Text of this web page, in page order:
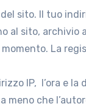
sito. Il tuo
al sito, archivio
La
IP, l’ora e la
che